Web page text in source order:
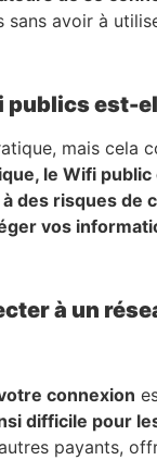
avoir à
publics est-
mais cela
le Wifi
des risques de
vos
à un
connexion
difficile pour
payants,